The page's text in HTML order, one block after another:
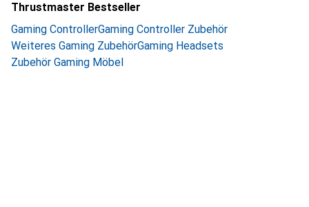
Thrustmaster Bestseller
Gaming ControllerGaming Controller Zubehör
Weiteres Gaming ZubehörGaming Headsets
Zubehör Gaming Möbel